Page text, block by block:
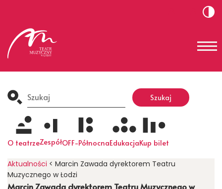
for:
Szukaj
O teatrzeZespółOFF-PółnocnaEdukacjaKup bilet
Aktualności < Marcin Zawada dyrektorem Teatru
Muzycznego w Łodzi
Marcin Zawada dyrektorem Teatru Muzycznego w